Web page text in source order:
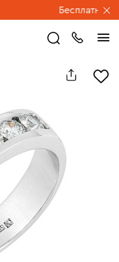
Бесплатная